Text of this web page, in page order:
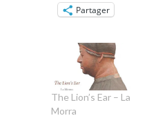
Partager
The Lion’s Ear – La
Morra